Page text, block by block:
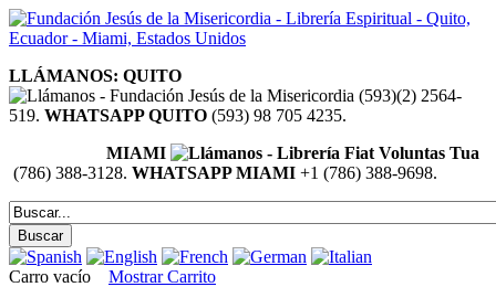
LLÁMANOS: QUITO
(593)(2) 2564-
519. WHATSAPP QUITO (593) 98 705 4235.
MIAMI
(786) 388-3128. WHATSAPP MIAMI +1 (786) 388-9698.
Carro vacío
Mostrar Carrito